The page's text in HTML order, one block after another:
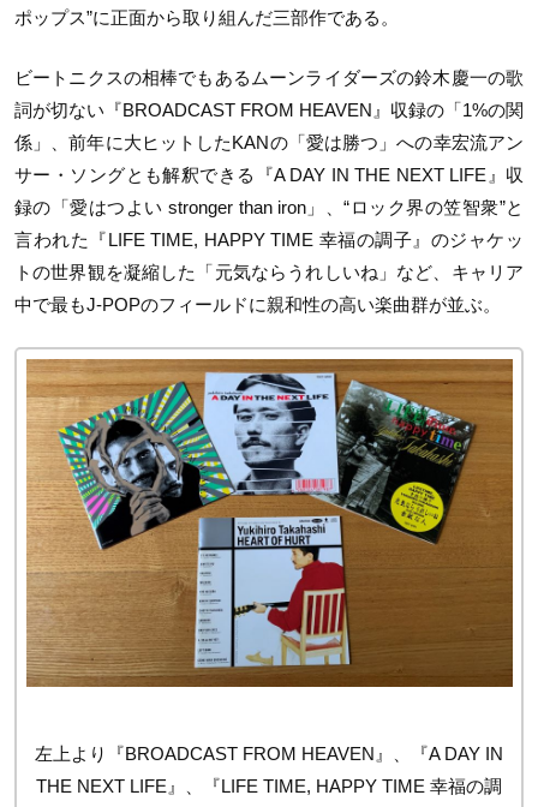
ポップス”に正面から取り組んだ三部作である。
ビートニクスの相棒でもあるムーンライダーズの鈴木慶一の歌
詞が切ない『BROADCAST FROM HEAVEN』収録の「1%の関
係」、前年に大ヒットしたKANの「愛は勝つ」への幸宏流アン
サー・ソングとも解釈できる『A DAY IN THE NEXT LIFE』収
録の「愛はつよい stronger than iron」、“ロック界の笠智衆”と
言われた『LIFE TIME, HAPPY TIME 幸福の調子』のジャケッ
トの世界観を凝縮した「元気ならうれしいね」など、キャリア
中で最もJ-POPのフィールドに親和性の高い楽曲群が並ぶ。
左上より『BROADCAST FROM HEAVEN』、『A DAY IN
THE NEXT LIFE』、『LIFE TIME, HAPPY TIME 幸福の調